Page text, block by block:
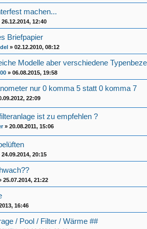
machen...
26.12.2014, 12:40
Briefpapier
» 02.12.2010, 08:12
Modelle aber verschiedene
» 06.08.2015, 19:58
nur 0 komma 5 statt 0 komma 7
22:09
ist zu empfehlen ?
» 20.08.2011, 15:06
24.09.2014, 20:15
25.07.2014, 21:22
16:46
/ Pool / Filter / Wärme ##